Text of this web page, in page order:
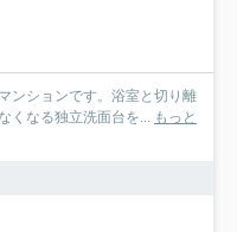
ンションです。浴室と切り離
くなる独立洗面台を... もっと